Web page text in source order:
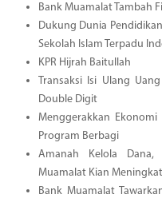
Bank Muamalat Tambah
Dukung Dunia
Sekolah Islam Terpadu
KPR Hijrah Baitullah
Transaksi Isi Ulang
Double Digit
Menggerakkan
Program Berbagi
Amanah Kelola Dana,
Muamalat Kian Meningkat
Bank Muamalat